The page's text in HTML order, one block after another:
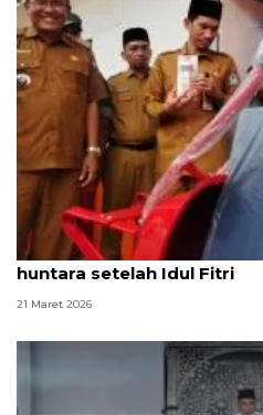
Korban bencana di Aceh
huntara setelah Idul Fitri
21 Maret 2026